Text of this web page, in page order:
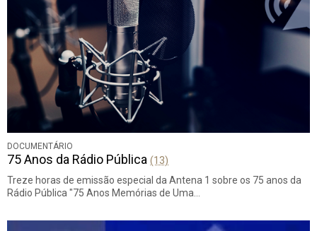
DOCUMENTÁRIO
75 Anos da Rádio Pública (13)
Treze horas de emissão especial da Antena 1 sobre os 75 anos da
Rádio Pública "75 Anos Memórias de Uma…